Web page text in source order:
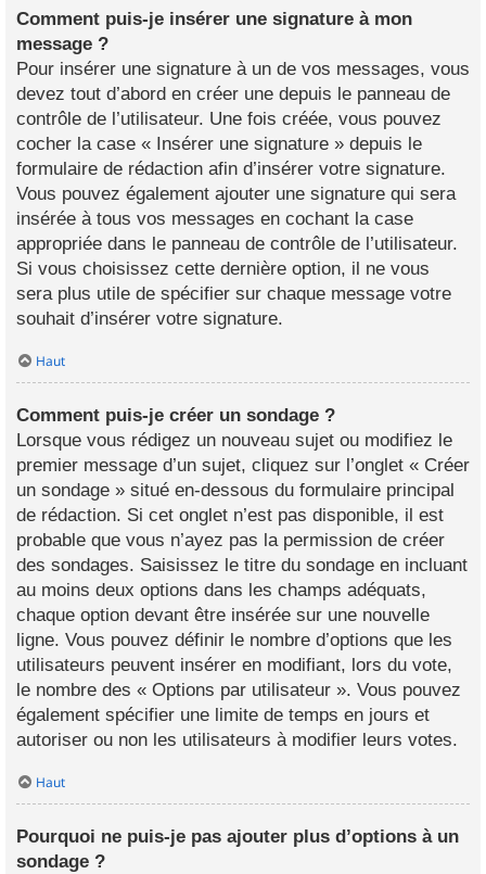
Comment puis-je insérer une signature à mon
message ?
Pour insérer une signature à un de vos messages, vous
devez tout d’abord en créer une depuis le panneau de
contrôle de l’utilisateur. Une fois créée, vous pouvez
cocher la case « Insérer une signature » depuis le
formulaire de rédaction afin d’insérer votre signature.
Vous pouvez également ajouter une signature qui sera
insérée à tous vos messages en cochant la case
appropriée dans le panneau de contrôle de l’utilisateur.
Si vous choisissez cette dernière option, il ne vous
sera plus utile de spécifier sur chaque message votre
souhait d’insérer votre signature.
Haut
Comment puis-je créer un sondage ?
Lorsque vous rédigez un nouveau sujet ou modifiez le
premier message d’un sujet, cliquez sur l’onglet « Créer
un sondage » situé en-dessous du formulaire principal
de rédaction. Si cet onglet n’est pas disponible, il est
probable que vous n’ayez pas la permission de créer
des sondages. Saisissez le titre du sondage en incluant
au moins deux options dans les champs adéquats,
chaque option devant être insérée sur une nouvelle
ligne. Vous pouvez définir le nombre d’options que les
utilisateurs peuvent insérer en modifiant, lors du vote,
le nombre des « Options par utilisateur ». Vous pouvez
également spécifier une limite de temps en jours et
autoriser ou non les utilisateurs à modifier leurs votes.
Haut
Pourquoi ne puis-je pas ajouter plus d’options à un
sondage ?